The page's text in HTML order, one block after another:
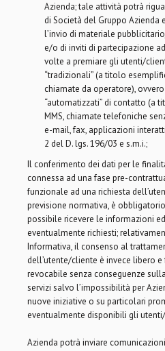
Azienda; tale attività potrà
di Società del Gruppo Azienda
l’invio di materiale
e/o di inviti di partecipazione
volte a premiare gli utenti/
“tradizionali” (a titolo
chiamate da operatore),
“automatizzati” di contatto (a
MMS, chiamate telefoniche
e-mail, fax, applicazioni
2 del D. lgs. 196/03 e s.m.i.;
Il conferimento dei dati per le
connessa ad una fase pre-
funzionale ad una richiesta
previsione normativa, è
possibile ricevere le informazioni
eventualmente richiesti;
Informativa, il consenso al
dell’utente/cliente è invece libero
revocabile senza conseguenze
servizi salvo l’impossibilità per
nuove iniziative o su particolari
eventualmente disponibili gli
Azienda potrà inviare